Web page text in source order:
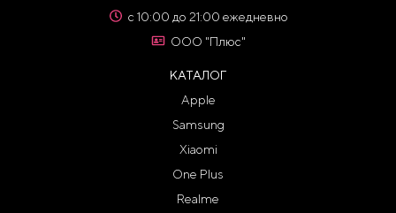
с 10:00 до 21:00 ежедневно
ООО "Плюс"
КАТАЛОГ
Apple
Samsung
Xiaomi
One Plus
Realme